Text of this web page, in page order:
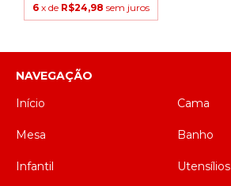
6 x de R$24,98 sem juros
NAVEGAÇÃO
Início
Cama
Mesa Banho
Infantil Utensílios